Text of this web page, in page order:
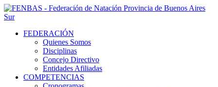
FEDERACIÓN
Quienes Somos
Disciplinas
Concejo Directivo
Entidades Afiliadas
COMPETENCIAS